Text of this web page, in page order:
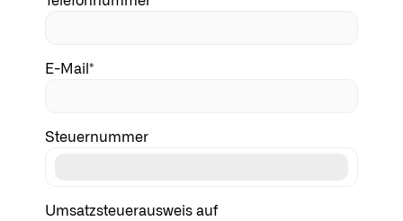
E-Mail*
Steuernummer
Umsatzsteuerausweis auf